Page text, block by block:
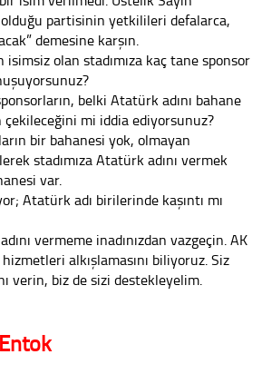
olduğu partisinin yetkilileri defalarca,
demesine karşın.
isimsiz olan stadımıza kaç tane sponsor
belki Atatürk adını bahane
mi iddia ediyorsunuz?
bir bahanesi yok, olmayan
stadımıza Atatürk adını vermek
var.
Atatürk adı birilerinde kaşıntı mı
vermeme inadınızdan vazgeçin. AK
alkışlamasını biliyoruz. Siz
verin, biz de sizi destekleyelim.